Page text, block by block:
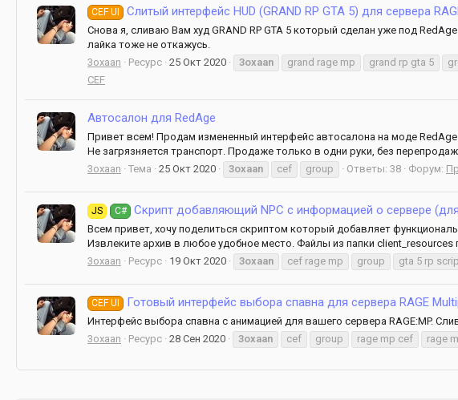
CEF UI Слитый интерфейс HUD (GRAND RP GTA 5) для сервера
Снова я, сливаю Вам худ GRAND RP GTA 5 который сделан уже под
лайка тоже не откажусь.
3oxaan
Ресурс 25 Окт 2020 3oxaan grand rage mp grand rp gta 5
CEF
Автосалон для RedAge
Привет всем! Продам измененный интерфейс автосалона на моде
Не загрязняется транспорт. Продаже только в одни руки, без
3oxaan
Тема 25 Окт 2020 3oxaan cef group Ответы: 38 Форум:
JS C# Скрипт добавляющий NPC с информацией о сервере
Всем привет, хочу поделиться скриптом который добавляет
Извлеките архив в любое удобное место. Файлы из папки client_resources
3oxaan
Ресурс 19 Окт 2020 3oxaan cef rage mp group gta 5 rp
CEF UI Готовый интерфейс выбора спавна для сервера RAGE
Интерфейс выбора спавна с анимацией для вашего сервера RAGE:MP.
3oxaan
Ресурс 28 Сен 2020 3oxaan cef group rage mp cef rage